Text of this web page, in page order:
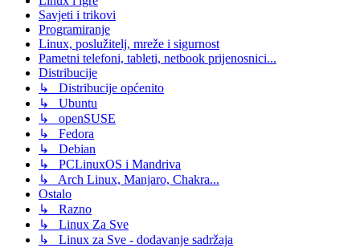
Savjeti i trikovi
Programiranje
Linux, poslužitelj, mreže i sigurnost
Pametni telefoni, tableti, netbook prijenosnici...
Distribucije
↳ Distribucije općenito
↳ Ubuntu
↳ openSUSE
↳ Fedora
↳ Debian
↳ PCLinuxOS i Mandriva
↳ Arch Linux, Manjaro, Chakra...
Ostalo
↳ Razno
↳ Linux Za Sve
↳ Linux za Sve - dodavanje sadržaja